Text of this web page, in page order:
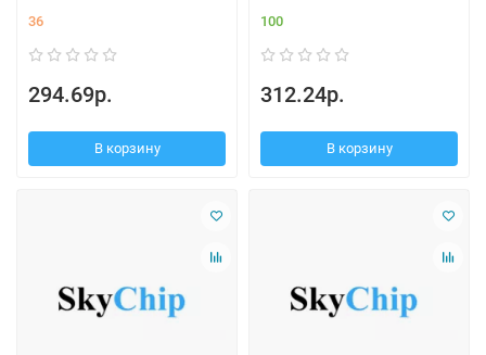
36
294.69р.
В корзину
100
312.24р.
В корзину